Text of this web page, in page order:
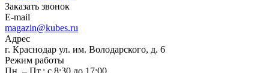
Заказать звонок
E-mail
magazin@kubes.ru
Адрес
г. Краснодар ул. им. Володарского, д. 6
Режим работы
Пн. – Пт.: с 8:30 до 17:00